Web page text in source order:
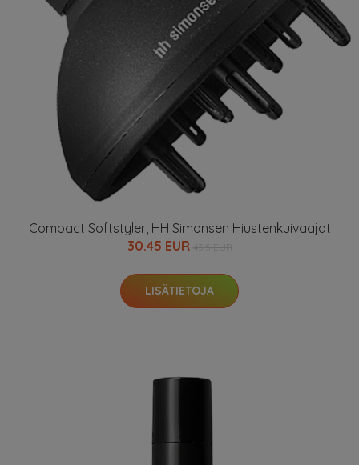
Compact Softstyler, HH Simonsen Hiustenkuivaajat
30.45 EUR
LISÄTIETOJA